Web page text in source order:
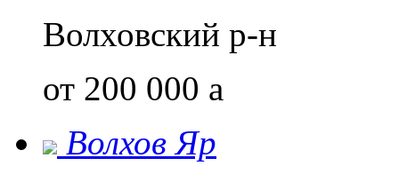
Волховский р-н
от 200 000 a
Волхов Яр